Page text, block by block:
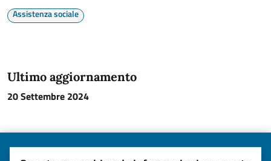
Assistenza sociale
Ultimo aggiornamento
20 Settembre 2024